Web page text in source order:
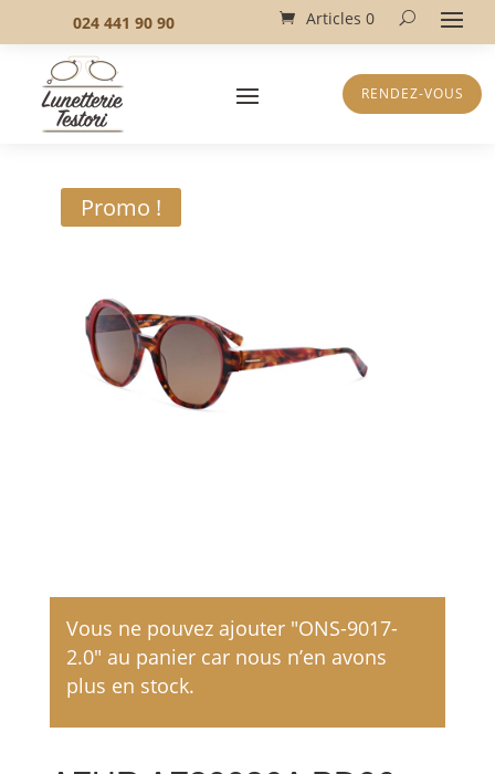
024 441 90 90 Articles 0
RENDEZ-VOUS
Promo !
Vous ne pouvez ajouter "ONS-9017-
2.0" au panier car nous n’en avons
plus en stock.